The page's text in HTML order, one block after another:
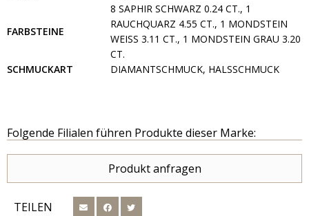
FARBSTEINE
8 SAPHIR SCHWARZ 0.24 CT., 1
RAUCHQUARZ 4.55 CT., 1 MONDSTEIN
WEISS 3.11 CT., 1 MONDSTEIN GRAU 3.20 C
T.
SCHMUCKART
DIAMANTSCHMUCK, HALSSCHMUCK
Folgende Filialen führen Produkte dieser Marke:
Produkt anfragen
TEILEN